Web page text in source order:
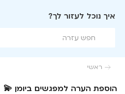
איך נוכל לעזור לך?
 ראשי
הוספת הערה למפגשים ביומן 💫